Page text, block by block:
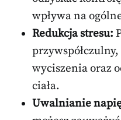
wpływa na
Redukcja stresu:
wyciszenia oraz
ciała.
Uwalnianie